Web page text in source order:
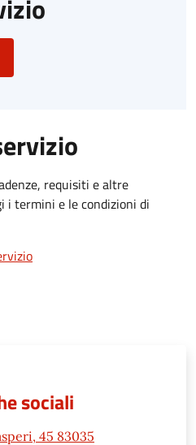
requisiti e altre
i termini e le condizioni di
sociali
45 83035